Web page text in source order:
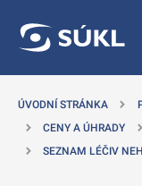
ÚVODNÍ STRÁNKA
CENY A ÚHRADY
SEZNAM LÉČIV